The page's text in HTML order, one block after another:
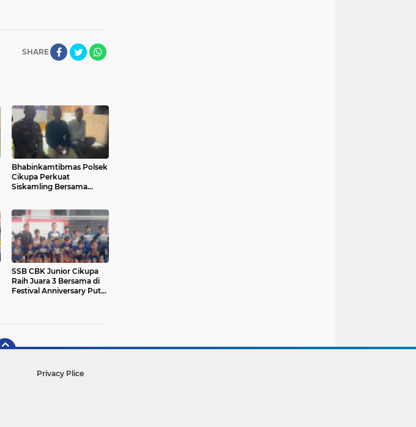
SHARE
Bhabinkamtibmas Polsek
Cikupa Perkuat
Siskamling Bersama
SSB CBK Junior Cikupa
Raih Juara 3 Bersama di
Festival Anniversary Putra
Privacy Plice